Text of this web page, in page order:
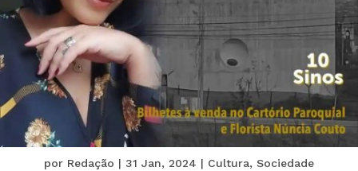
por Redação | 31 Jan, 2024 | Cultura, Sociedade